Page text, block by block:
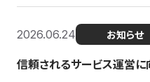
2026.06.24 お知らせ
信頼されるサービス運営